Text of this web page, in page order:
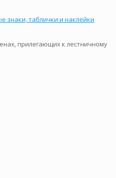
знаки, таблички и наклейки
прилегающих к лестничному